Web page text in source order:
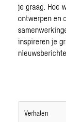
je graag. Hoe
ontwerpen en
inspireren je
Verhalen